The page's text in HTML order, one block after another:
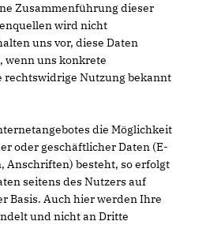
Zusammenführung dieser
wird nicht
uns vor, diese Daten
wenn uns konkrete
Nutzung bekannt
die Möglichkeit
oder geschäftlicher Daten (E-
Anschriften) besteht, so erfolgt
seitens des Nutzers auf
Basis. Auch hier werden Ihre
und nicht an Dritte